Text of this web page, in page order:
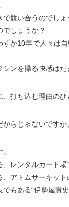
で競い合うのでしょ
しょうか？
ずか10年で人々は
ンを操る快感はた
打ち込む理由のひ
からじゃないですか
レンタルカート場
アトムサーキッ
もある“伊勢屋貴史